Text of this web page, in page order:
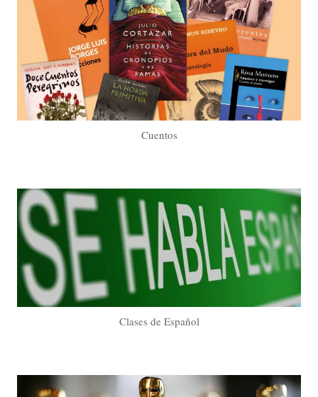
Cuentos
Clases de Español